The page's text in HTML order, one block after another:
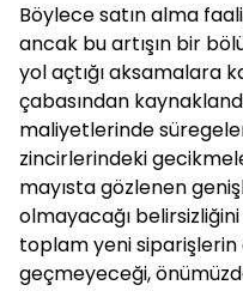
Böylece satın alma
ancak bu artışın bir
yol açtığı aksamalara
çabasından
maliyetlerinde
zincirlerindeki
mayısta gözlenen
olmayacağı
toplam yeni
geçmeyeceği,